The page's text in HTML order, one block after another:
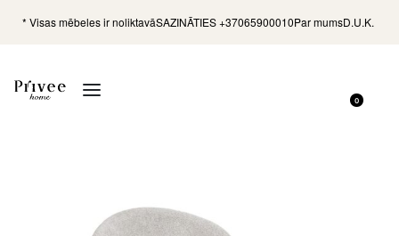
* Visas mēbeles ir noliktavāSAZINĀTIES +37065900010Par mumsD.U.K.
0